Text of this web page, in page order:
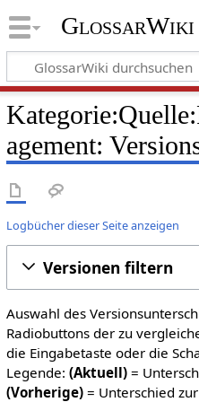
GlossarWiki
agement:
Logbücher dieser Seite anzeigen
Versionen filtern
Auswahl des
Radiobuttons der zu
die Eingabetaste oder die
Legende: (Aktuell)=
(Vorherige)= Unterschied